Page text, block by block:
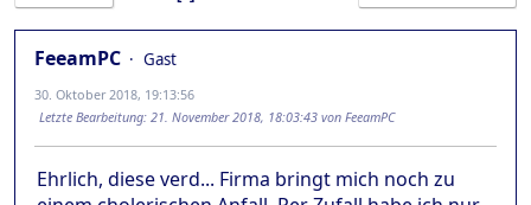
FeeamPC Gast
30. Oktober 2018, 19:13:56
Letzte Bearbeitung: 21. November 2018, 18:03:43 von FeeamPC
Ehrlich, diese verd... Firma bringt mich noch zu